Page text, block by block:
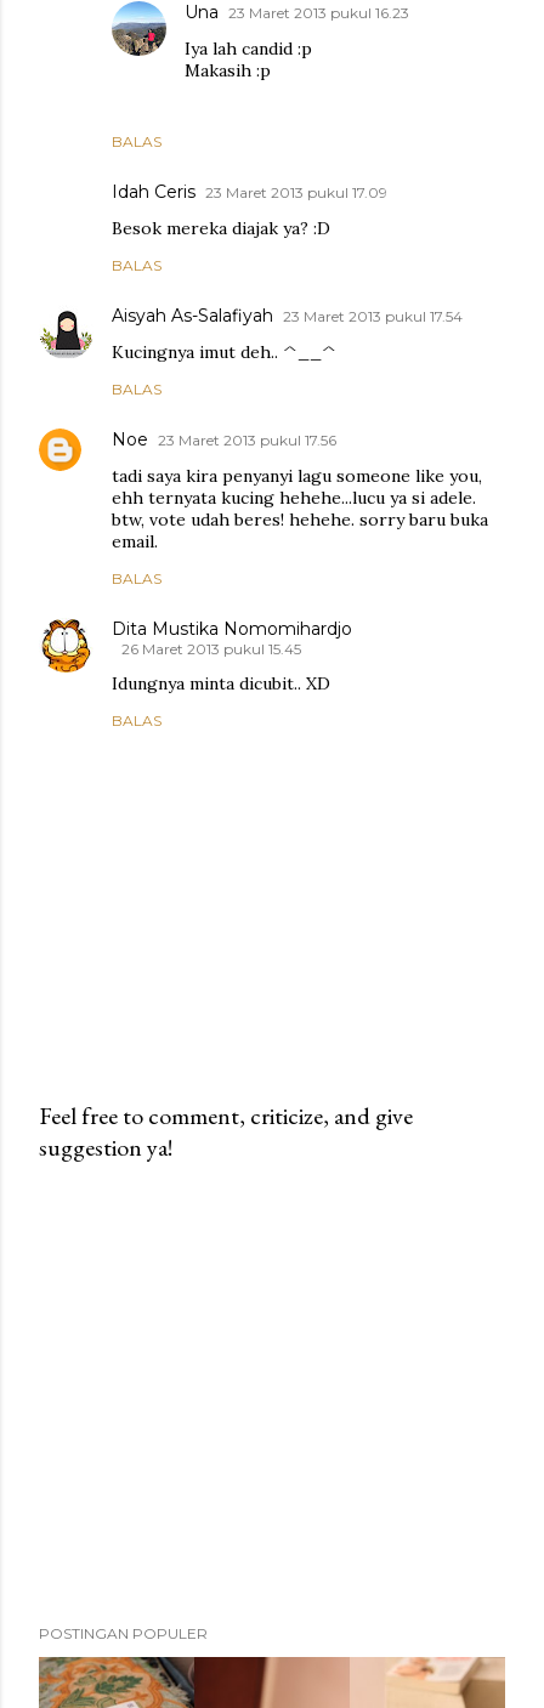
BALAS
Una 23 Maret 2013 pukul 16.23
Iya lah candid :p
Makasih :p
Idah Ceris 23 Maret 2013 pukul 17.09
Besok mereka diajak ya? :D
BALAS
Aisyah As-Salafiyah 23 Maret 2013 pukul 17.54
Kucingnya imut deh.. ^__^
BALAS
Noe 23 Maret 2013 pukul 17.56
tadi saya kira penyanyi lagu someone like you,
ehh ternyata kucing hehehe...lucu ya si adele.
btw, vote udah beres! hehehe. sorry baru buka
email.
BALAS
Dita Mustika Nomomihardjo
26 Maret 2013 pukul 15.45
Idungnya minta dicubit.. XD
BALAS
P
Feel free to comment, criticize, and give
suggestion ya!
POSTINGAN POPULER